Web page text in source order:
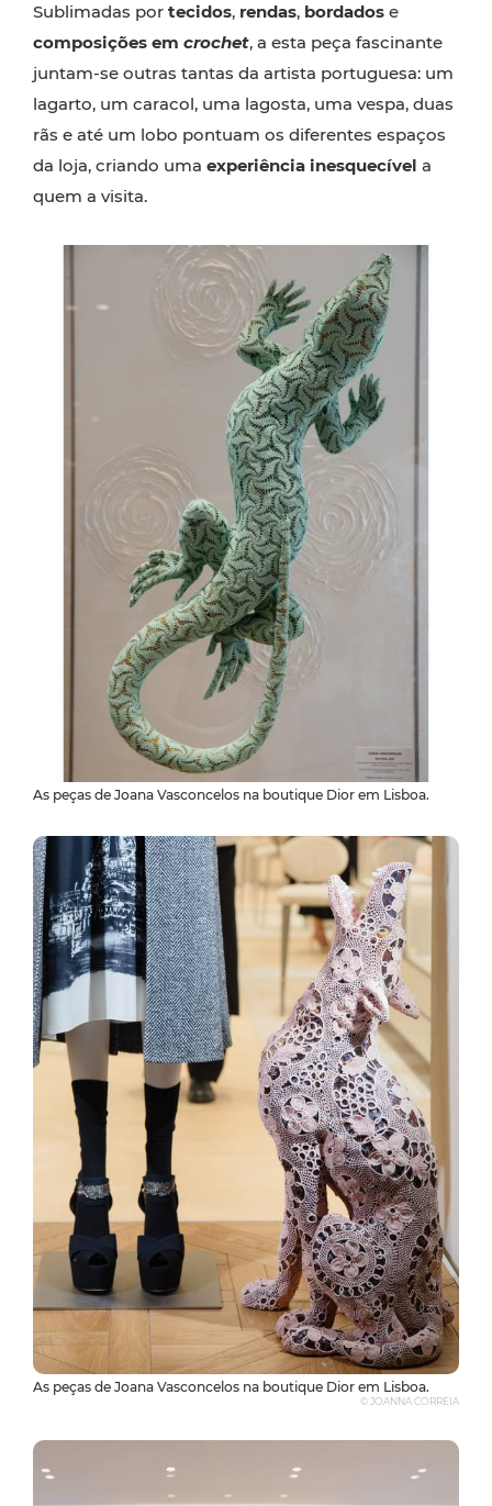
Sublimadas por tecidos, rendas, bordados e
composições em crochet, a esta peça fascinante
juntam-se outras tantas da artista portuguesa: um
lagarto, um caracol, uma lagosta, uma vespa, duas
rãs e até um lobo pontuam os diferentes espaços
da loja, criando uma experiência inesquecível a
quem a visita.
As peças de Joana Vasconcelos na boutique Dior em Lisboa.
As peças de Joana Vasconcelos na boutique Dior em Lisboa.
© JOANNA CORREIA